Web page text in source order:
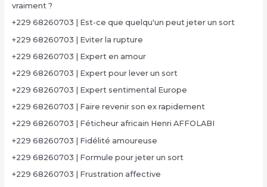
vraiment ?
+229 68260703 | Est-ce que quelqu'un peut jeter un sort
+229 68260703 | Eviter la rupture
+229 68260703 | Expert en amour
+229 68260703 | Expert pour lever un sort
+229 68260703 | Expert sentimental Europe
+229 68260703 | Faire revenir son ex rapidement
+229 68260703 | Féticheur africain Henri AFFOLABI
+229 68260703 | Fidélité amoureuse
+229 68260703 | Formule pour jeter un sort
+229 68260703 | Frustration affective